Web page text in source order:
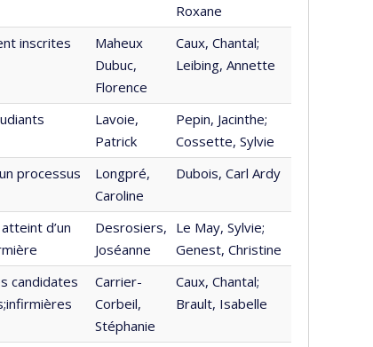
Roxane
inscrites
Maheux
Dubuc,
Florence
Caux, Chantal;
Leibing, Annette
Lavoie,
Patrick
Pepin, Jacinthe;
Cossette, Sylvie
processus
Longpré,
Caroline
Dubois, Carl Ardy
d’un
Desrosiers,
Joséanne
Le May, Sylvie;
Genest, Christine
candidates
Carrier-
Corbeil,
Stéphanie
Caux, Chantal;
Brault, Isabelle